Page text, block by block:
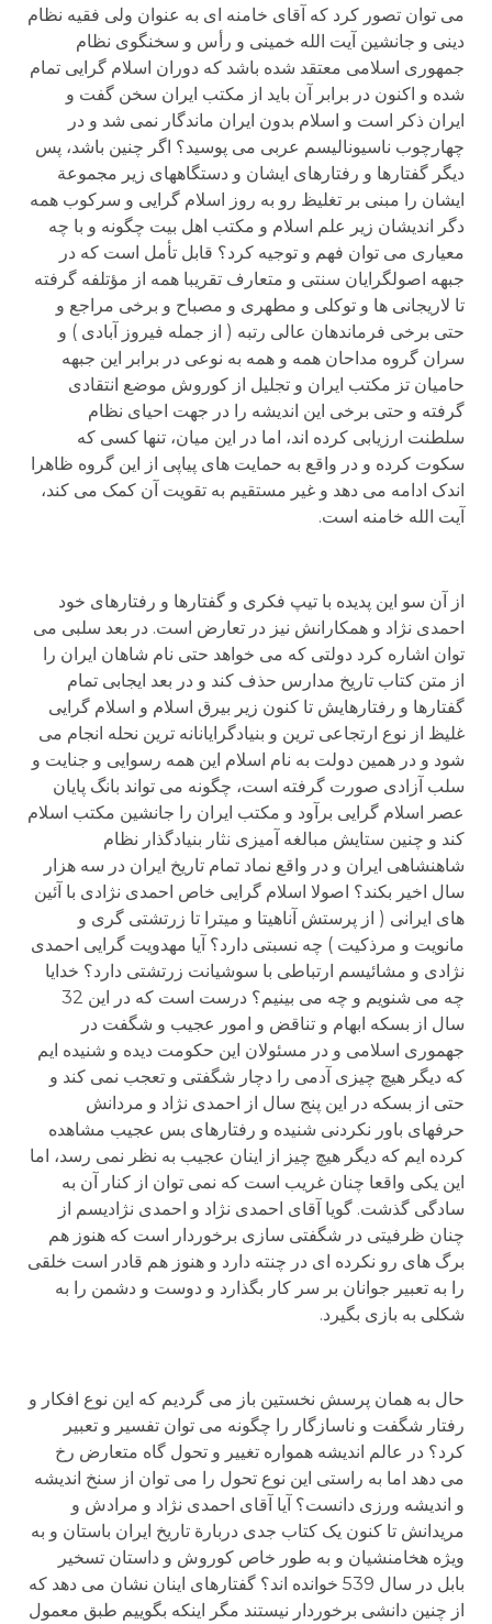
می توان تصور کرد که آقای خامنه ای به عنوان ولی فقیه نظام
دینی و جانشین آیت الله خمینی و رأس و سخنگوی نظام
جمهوری اسلامی معتقد شده باشد که دوران اسلام گرایی تمام
شده و اکنون در برابر آن باید از مکتب ایران سخن گفت و
ایران ذکر است و اسلام بدون ایران ماندگار نمی شد و در
چهارچوب ناسیونالیسم عربی می پوسید؟ اگر چنین باشد، پس
دیگر گفتارها و رفتارهای ایشان و دستگاههای زیر مجموعة
ایشان را مبنی بر تغلیظ رو به روز اسلام گرایی و سرکوب همه
دگر اندیشان زیر علم اسلام و مکتب اهل بیت چگونه و با چه
معیاری می توان فهم و توجیه کرد؟ قابل تأمل است که در
جبهه اصولگرایان سنتی و متعارف تقریبا همه از مؤتلفه گرفته
تا لاریجانی ها و توکلی و مطهری و مصباح و برخی مراجع و
حتی برخی فرماندهان عالی رتبه ( از جمله فیروز آبادی ) و
سران گروه مداحان همه و همه به نوعی در برابر این جبهه
حامیان تز مکتب ایران و تجلیل از کوروش موضع انتقادی
گرفته و حتی برخی این اندیشه را در جهت احیای نظام
سلطنت ارزیابی کرده اند، اما در این میان، تنها کسی که
سکوت کرده و در واقع به حمایت های پیاپی از این گروه ظاهرا
اندک ادامه می دهد و غیر مستقیم به تقویت آن کمک می کند،
آیت الله خامنه است.
از آن سو این پدیده با تیپ فکری و گفتارها و رفتارهای خود
احمدی نژاد و همکارانش نیز در تعارض است. در بعد سلبی می
توان اشاره کرد دولتی که می خواهد حتی نام شاهان ایران را
از متن کتاب تاریخ مدارس حذف کند و در بعد ایجابی تمام
گفتارها و رفتارهایش تا کنون زیر بیرق اسلام و اسلام گرایی
غلیظ از نوع ارتجاعی ترین و بنیادگرایانانه ترین نحله انجام می
شود و در همین دولت به نام اسلام این همه رسوایی و جنایت و
سلب آزادی صورت گرفته است، چگونه می تواند بانگ پایان
عصر اسلام گرایی برآود و مکتب ایران را جانشین مکتب اسلام
کند و چنین ستایش مبالغه آمیزی نثار بنیادگذار نظام
شاهنشاهی ایران و در واقع نماد تمام تاریخ ایران در سه هزار
سال اخیر بکند؟ اصولا اسلام گرایی خاص احمدی نژادی با آئین
های ایرانی ( از پرستش آناهیتا و میترا تا زرتشتی گری و
مانویت و مرذکیت ) چه نسبتی دارد؟ آیا مهدویت گرایی احمدی
نژادی و مشائیسم ارتباطی با سوشیانت زرتشتی دارد؟ خدایا
چه می شنویم و چه می بینیم؟ درست است که در این 32
سال از بسکه ابهام و تناقض و امور عجیب و شگفت در
جهموری اسلامی و در مسئولان این حکومت دیده و شنیده ایم
که دیگر هیچ چیزی آدمی را دچار شگفتی و تعجب نمی کند و
حتی از بسکه در این پنج سال از احمدی نژاد و مردانش
حرفهای باور نکردنی شنیده و رفتارهای بس عجیب مشاهده
کرده ایم که دیگر هیچ چیز از اینان عجیب به نظر نمی رسد، اما
این یکی واقعا چنان غریب است که نمی توان از کنار آن به
سادگی گذشت. گویا آقای احمدی نژاد و احمدی نژادیسم از
چنان ظرفیتی در شگفتی سازی برخوردار است که هنوز هم
برگ های رو نکرده ای در چنته دارد و هنوز هم قادر است خلقی
را به تعبیر جوانان بر سر کار بگذارد و دوست و دشمن را به
شکلی به بازی بگیرد.
حال به همان پرسش نخستین باز می گردیم که این نوع افکار و
رفتار شگفت و ناسازگار را چگونه می توان تفسیر و تعبیر
کرد؟ در عالم اندیشه همواره تغییر و تحول گاه متعارض رخ
می دهد اما به راستی این نوع تحول را می توان از سنخ اندیشه
و اندیشه ورزی دانست؟ آیا آقای احمدی نژاد و مرادش و
مریدانش تا کنون یک کتاب جدی دربارة تاریخ ایران باستان و به
ویژه هخامنشیان و به طور خاص کوروش و داستان تسخیر
بابل در سال 539 خوانده اند؟ گفتارهای اینان نشان می دهد که
از چنین دانشی برخوردار نیستند مگر اینکه بگوییم طبق معمول